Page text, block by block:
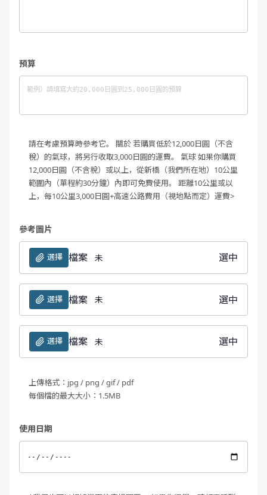
預算
請在考慮預算時參考它。 關於若購買低於12,000日圓（不含
稅）的氣球，將另行收取3,000日圓的運費。 氣球 如果你購買
12,000日圓（不含稅）或以上，從新橋（我們所在地）10公里
範圍內（單程約30分鐘）內即可免費使用。 距離10公里或以
上，每10公里3,000日圓+高速公路費用（視地點而定）運費>
參考圖片
選擇 檔案 未 選中
選擇 檔案 未 選中
選擇 檔案 未 選中
上傳格式：jpg / png / gif / pdf
每個檔的最大大小：1.5MB
使用日期